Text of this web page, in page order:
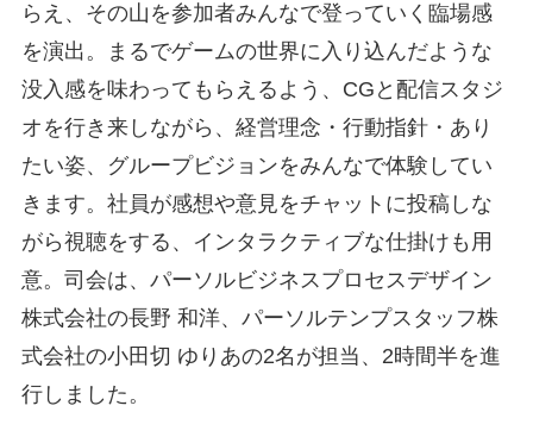
らえ、その山を参加者みんなで登っていく臨場感
を演出。まるでゲームの世界に入り込んだような
没入感を味わってもらえるよう、CGと配信スタジ
オを行き来しながら、経営理念・行動指針・あり
たい姿、グループビジョンをみんなで体験してい
きます。社員が感想や意見をチャットに投稿しな
がら視聴をする、インタラクティブな仕掛けも用
意。司会は、パーソルビジネスプロセスデザイン
株式会社の長野 和洋、パーソルテンプスタッフ株
式会社の小田切 ゆりあの2名が担当、2時間半を進
行しました。